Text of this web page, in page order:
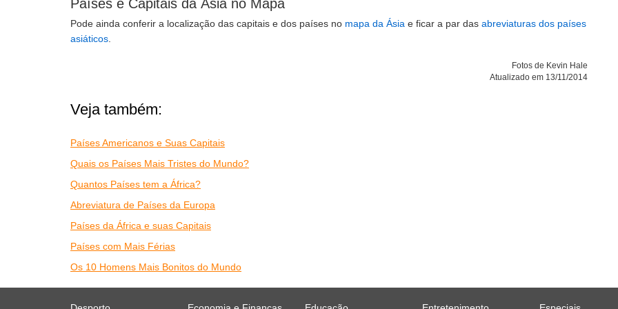
Países e Capitais da Ásia no Mapa
Pode ainda conferir a localização das capitais e dos países no mapa da Ásia e ficar a par das abreviaturas dos países
asiáticos
Fotos de Kevin Hale
Atualizado em 13/11/2014
Veja também:
Países Americanos e Suas Capitais
Quais os Países Mais Tristes do Mundo?
Quantos Países tem a África?
Abreviatura de Países da Europa
Países da África e suas Capitais
Países com Mais Férias
Os 10 Homens Mais Bonitos do Mundo